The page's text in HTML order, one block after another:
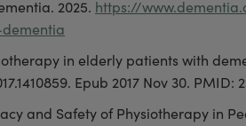
2025. https://
in elderly patients with
Epub 2017 Nov 30. PMID:
and Safety of Physiotherapy in